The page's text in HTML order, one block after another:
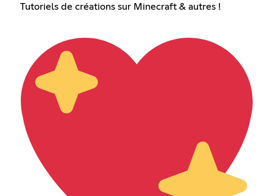
Tutoriels de créations sur Minecraft & autres !